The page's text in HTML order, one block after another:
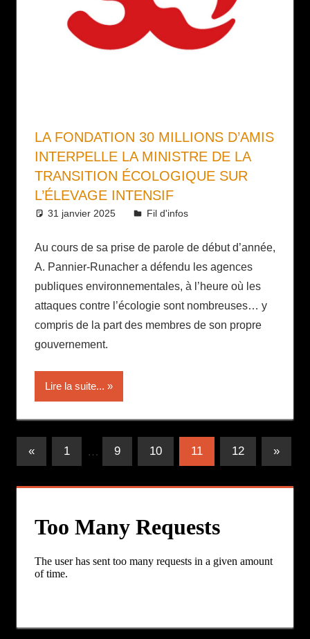
LA FONDATION 30 MILLIONS D’AMIS
INTERPELLE LA MINISTRE DE LA
TRANSITION ÉCOLOGIQUE SUR
L’ÉLEVAGE INTENSIF
31 janvier 2025 Daniel
Fil d'infos
Au cours de sa prise de parole de début d’année,
A. Pannier-Runacher a défendu les agences
publiques environnementales, à l’heure où les
attaques contre l’écologie sont nombreuses… y
compris de la part des membres de son propre
gouvernement.
Lire la suite...
Pagination
«Publications
1 … 9 10 11 12 »